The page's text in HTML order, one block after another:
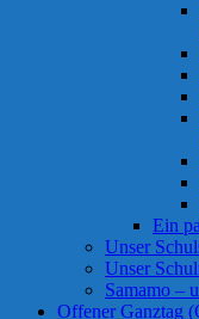
Ein
Unser
Unser
Samamo –
Offener Ganztag